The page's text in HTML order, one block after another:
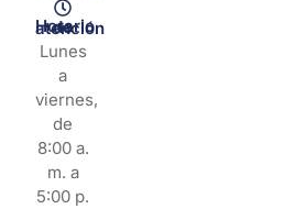
Horario de atención
Lunes
a
viernes,
de
8:00 a.
m. a
5:00 p.